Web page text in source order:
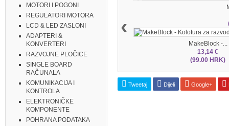
MOTORI I POGONI
REGULATORI MOTORA
LCD & LED ZASLONI
ADAPTERI &
KONVERTERI
RAZVOJNE PLOČICE
SINGLE BOARD
RAČUNALA
KOMUNIKACIJA I
KONTROLA
ELEKTRONIČKE
KOMPONENTE
POHRANA PODATAKA
MakeBlock -...
13,14 €
(99.00 HRK)
‹
Tweetaj Dijeli Google+